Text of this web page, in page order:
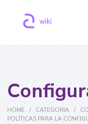
HOME / CATEGORIA /
POLÍTICAS PARA LA